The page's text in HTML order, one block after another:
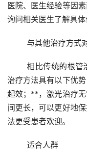
医院、医生经验等因
询问相关医生了解具体
与其他治疗方式
	相比传统的根管治疗和外科手术，新的口腔根尖周病
治疗方法具有以下优
起效；**，激光治疗
间更长，可以更好地
法更受患者欢迎。
	适合人群